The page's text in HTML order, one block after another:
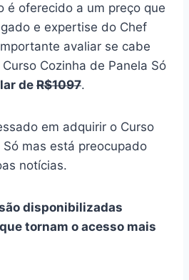
é oferecido a um preço que
e expertise do Chef
avaliar se cabe
Cozinha de Panela Só
de R$1097.
em adquirir o Curso
mas está preocupado
notícias.
disponibilizadas
tornam o acesso mais